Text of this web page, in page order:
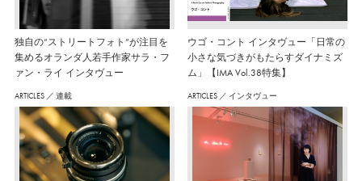
独自の“ストリートフォト”が注目を
集めるオランダ人若手作家サラ・フ
ァン・ライ インタヴュー
ウゴ・コント インタヴュー「日常の
小さな気づきがもたらすダイナミズ
ム」【IMA Vol.38特集】
ARTICLES ／ 連載 ARTICLES ／ インタヴュー